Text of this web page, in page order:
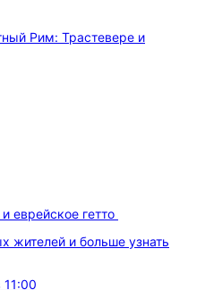
еврейское гетто
жителей и больше узнать
11:00